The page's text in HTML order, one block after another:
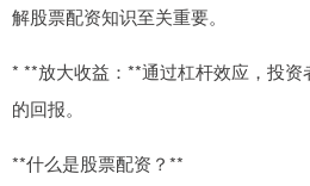
解股票配资知识至关重要。
* **放大收益：**通过杠杆效应，投
的回报。
**什么是股票配资？**